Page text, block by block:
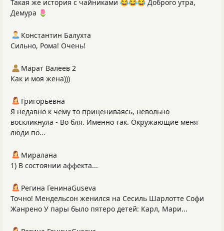
Такая же история с чайниками 😂😂😂 Доброго утра,
Демура 🌷
Константин Балухта
Сильно, Рома! Очень!
Марат Валеев 2
Как и моя жена)))
Григорьевна
Я недавно к чему то прицениваясь, невольно
воскликнула - Во бля. Именно так. Окружающие меня
люди по...
Миралана
1) В состоянии аффекта...
Регина ГенинаGuseva
Точно! Мендельсон женился на Сесиль Шарлотте Софи
Жанрено У пары было пятеро детей: Карл, Мари...